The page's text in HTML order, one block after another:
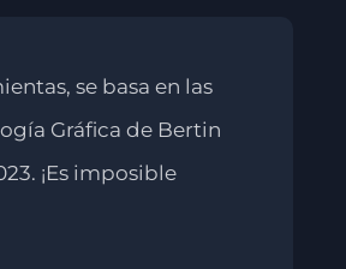
se basa en las
Gráfica de Bertin
¡Es imposible